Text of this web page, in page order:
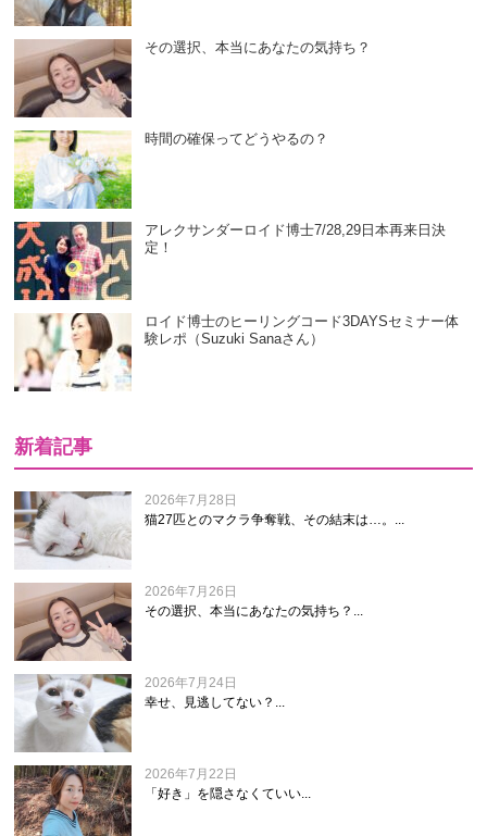
その選択、本当にあなたの気持ち？
時間の確保ってどうやるの？
アレクサンダーロイド博士7/28,29日本再来日決
定！
ロイド博士のヒーリングコード3DAYSセミナー体
験レポ（Suzuki Sanaさん）
新着記事
2026年7月28日
猫27匹とのマクラ争奪戦、その結末は…。...
2026年7月26日
その選択、本当にあなたの気持ち？...
2026年7月24日
幸せ、見逃してない？...
2026年7月22日
「好き」を隠さなくていい...